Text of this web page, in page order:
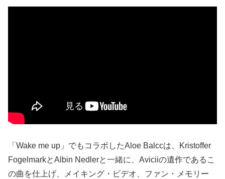
「Wake me up」でもコラボしたAloe Balccは、Kristoffer
FogelmarkとAlbin Nedlerと一緒に、Aviciiの遺作であるこ
の曲を仕上げ、メイキング・ビデオ、ファン・メモリー